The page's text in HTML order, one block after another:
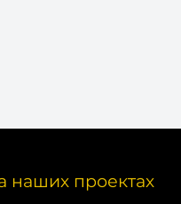
наших проектах